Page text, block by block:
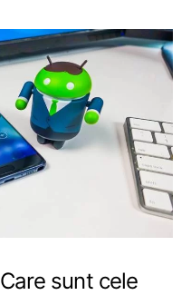
Care sunt cele